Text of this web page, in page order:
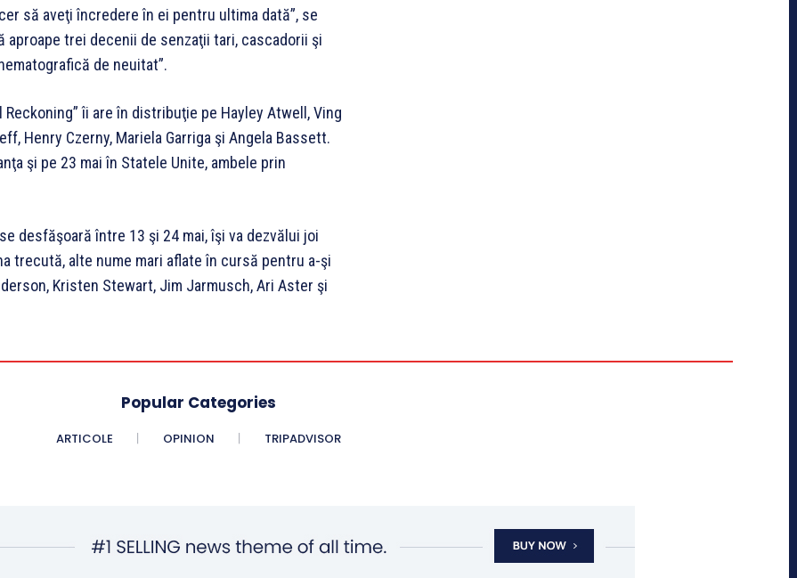
să aveţi încredere în ei pentru ultima dată”, se
aproape trei decenii de senzaţii tari, cascadorii şi
de neuitat”.
îi are în distribuţie pe Hayley Atwell, Ving
Henry Czerny, Mariela Garriga şi Angela Bassett.
şi pe 23 mai în Statele Unite, ambele prin
desfăşoară între 13 şi 24 mai, îşi va dezvălui joi
trecută, alte nume mari aflate în cursă pentru a-şi
Kristen Stewart, Jim Jarmusch, Ari Aster şi
Popular Categories
ARTICOLE OPINION TRIPADVISOR